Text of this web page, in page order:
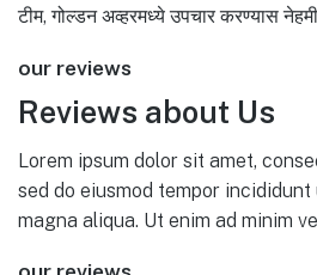
टीम, गोल्डन अव्हरमध्ये उपचार करण्यास
our reviews
Reviews about Us
Lorem ipsum dolor sit amet,
sed do eiusmod tempor
magna aliqua. Ut enim ad minim